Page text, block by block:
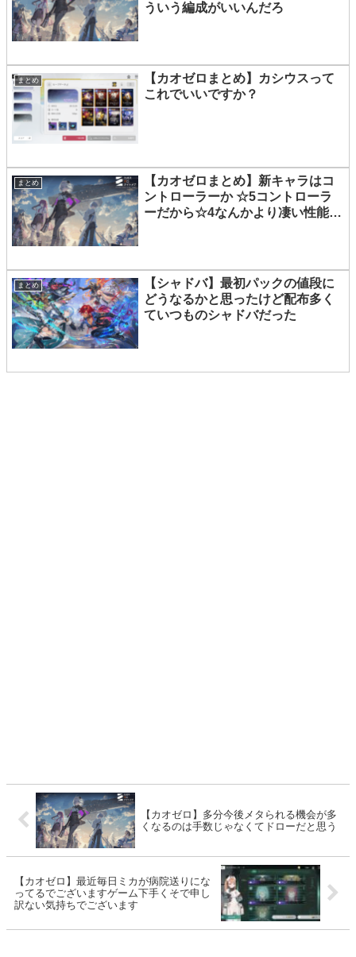
ういう編成がいいんだろ
まとめ
【カオゼロまとめ】カシウスって
これでいいですか？
まとめ
【カオゼロまとめ】新キャラはコ
ントローラーか ☆5コントローラ
ーだから☆4なんかより凄い性能な
まとめ
【シャドバ】最初パックの値段に
どうなるかと思ったけど配布多く
ていつものシャドバだった
【カオゼロ】多分今後メタられる機会が多
くなるのは手数じゃなくてドローだと思う
【カオゼロ】最近毎日ミカが病院送りにな
ってるでございますゲーム下手くそで申し
訳ない気持ちでございます